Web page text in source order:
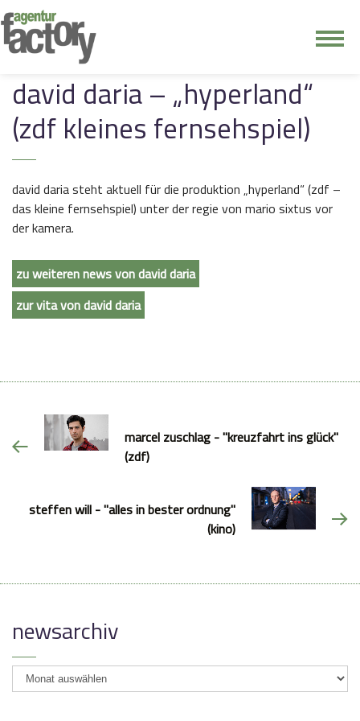
kontakt
david daria – „hyperland“
(zdf kleines fernsehspiel)
david daria steht aktuell für die produktion „hyperland“ (zdf –
das kleine fernsehspiel) unter der regie von mario sixtus vor
der kamera.
zu weiteren news von david daria
zur vita von david daria
marcel zuschlag - "kreuzfahrt ins glück"
(zdf)
steffen will - "alles in bester ordnung"
(kino)
newsarchiv
newsarchiv